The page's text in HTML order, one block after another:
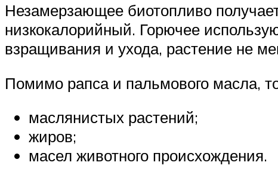
Незамерзающее биотопливо
низкокалорийный. Горючее
взращивания и ухода, растение не
Помимо рапса и пальмового масла,
маслянистых растений;
жиров;
масел животного происхождения.